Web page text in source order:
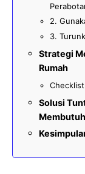
2.
3.
Strategi
Rumah
Solusi